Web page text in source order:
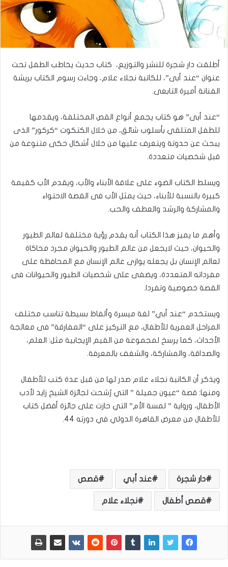
أطلقت دار شجرة للنشر والتوزيع، كتاب حديث يخاطب الطفل تحت
عنوان “عند أبى”، للكاتبة نجلاء علام، وجاءت رسوم الكتاب بريشة
الفنانة أميرة التابعى.
“عند أبى” هو كتاب يجمع أنواع القص المختلفة، ويقدمها
للطفل المتلقي بأسلوب شائق، من خلال الكتكوت “كركور” الذى
يبحث عن حدوتة ويتعرف عليها من خلال أشكال حكى متنوعة من
قبل شخصيات متعددة.
ويسلط الكتاب الضوء على علاقة الأبناء والأب، ويقدم الأب كقيمة
كبيرة بالنسبة للأبناء، حيث يمثل الأب فى القصة الاحتواء
والمشاركة والرشد والعطف والحب.
وأهم ما يميز هذا الكتاب أنه يقدم رؤية مختلفة لعالم الطيور
والحيوان، حيث لايجعل من عالم الطيور والحيوان مجرد محاكاة
لعالم الإنسان بل يجعله يوازى عالم الإنسان مع المحافظة على
مفرداته المتعددة، ويضفى على شخصيات الطيور والحيوانات فى
القصة خصوصية وتفردا.
ويستخدم “عند أبي” لغة ميسرة وألفاظ بسيطة تناسب مختلف
المراحل العمرية للأطفال، مع التركيز على “المفارقة” فى معالجة
الأحداث، كما يرسخ لمجموعة من القيم الإيجابية مثل: العلم،
والصداقة، والمشاركة، والشغف بالمعرفة.
ويذكر أن الكاتبة نجلاء علام صدر لها من قبل عدة كتب للأطفال
ومنها: قصة “عيون جميلة ” التي رُشحت لجائزة الشيخ زايد لأدب
الأطفال، ورواية ” لمسة الأم” التي حازت على جائزة أفضل كتاب
للأطفال من معرض القاهرة الدولي في دورته 44.
دار شجرة عند أبي قصص
قصص أطفال نجلاء علام